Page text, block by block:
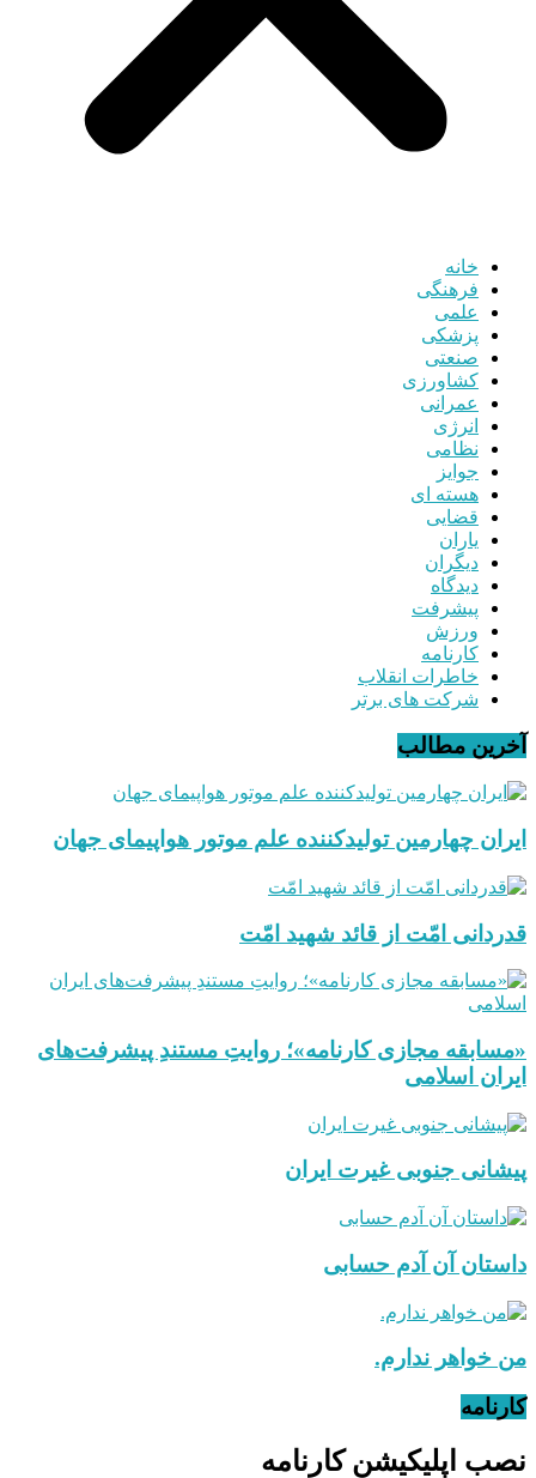
خانه
فرهنگی
علمی
پزشکی
صنعتی
کشاورزی
عمرانی
انرژی
نظامی
جوایز
هسته ای
قضایی
یاران
دیگران
دیدگاه
پیشرفت
ورزش
کارنامه
خاطرات انقلاب
شرکت های برتر
آخرین مطالب
ایران چهارمین تولیدکننده علم موتور هواپیمای جهان
قدردانی امّت از قائد شهید امّت
«مسابقه مجازی کارنامه»؛ روایتِ مستندِ پیشرفت‌های
ایران اسلامی
پیشانی جنوبی غیرت ایران
داستان آن آدم حسابی
من خواهر ندارم.
کارنامه
نصب اپلیکیشن کارنامه